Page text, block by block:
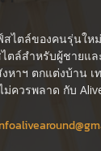
สไตล์ของคนรุ่นใ
ตล์สำหรับผู้ชายแ
หาฯ ตกแต่งบ้าน
ควรพลาด กับ